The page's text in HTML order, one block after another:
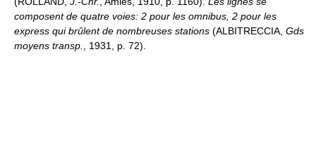
composent de quatre voies: 2 pour les omnibus, 2 pour les
express qui brûlent de nombreuses stations (ALBITRECCIA, Gds
moyens transp., 1931, p. 72).